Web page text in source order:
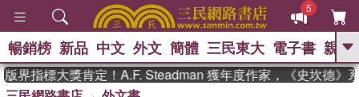
5
GO
暢銷榜 新品 中文 外文 簡體 三民東大 電子書 親子
界指標大獎肯定！A.F. Steadman 獲年度作家，《史坎德》系